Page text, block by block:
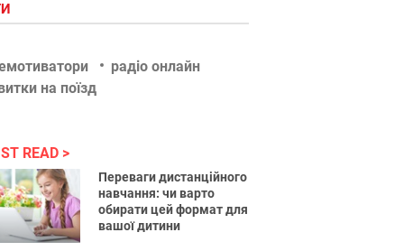
радіо онлайн
на поїзд
READ
Переваги дистанційного
навчання: чи варто
обирати цей формат для
вашої дитини